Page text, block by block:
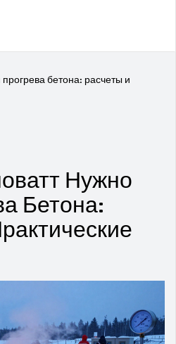
бетона: расчеты и
Нужно
Бетона: